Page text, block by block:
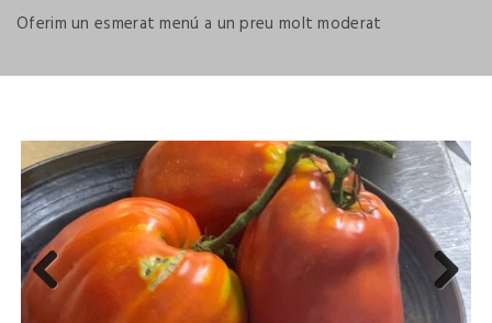
Oferim un esmerat menú a un preu molt moderat
Previous Next